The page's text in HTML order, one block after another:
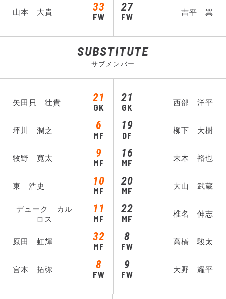
山本 大貴 33
FW FW
27 吉平 翼
SUBSTITUTE
サブメンバー
矢田貝 壮貴 21
GK
坪川 潤之 6
MF
牧野 寛太 9
MF
東 浩史 10
MF
デューク カル
ロス
11
MF
原田 虹輝 32
MF
宮本 拓弥 8
FW
GK
21 西部 洋平
DF
19 柳下 大樹
MF
16 末木 裕也
MF
20 大山 武蔵
MF
22 椎名 伸志
FW
8 高橋 駿太
FW
9 大野 耀平